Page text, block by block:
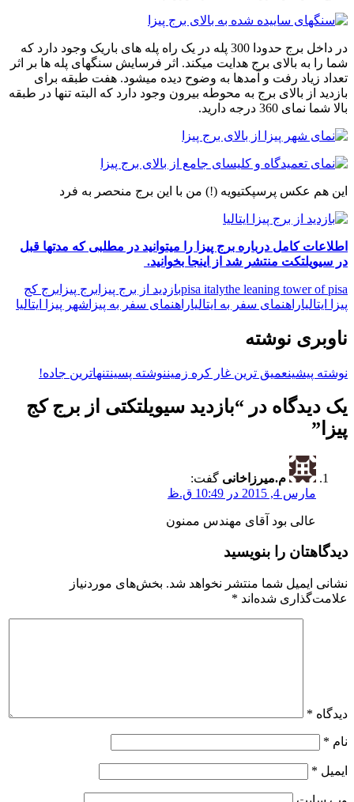
در داخل برج حدودا 300 پله در یک راه پله های باریک وجود دارد که
شما را به بالای برج هدایت میکند. اثر فرسایش سنگهای پله ها بر اثر
تعداد زیاد رفت و آمدها به وضوح دیده میشود. هفت طبقه برای
بازدید از بالای برج به محوطه بیرون وجود دارد که البته تنها در طبقه
بالا شما نمای 360 درجه دارید.
این هم عکس پرسپکتیویه (!) من با این برج منحصر به فرد
اطلاعات کامل درباره برج پیزا را میتوانید در مطلبی که مدتها قبل
در سیویلتکت منتشر شد از اینجا بخوانید.
pisa italythe leaning tower of pisa بازدید از برج پیزا برج پیزا برج کج
پیزا ایتالیاراهنمای سفر به ایتالیاراهنمای سفر به پیزا شهر پیزا ایتالیا
ناوبری نوشته
نوشته پیشینعمیق ترین غار کره زمیننوشته پسینتنهاترین جاده!
یک دیدگاه در “بازدید سیویلتکتی از برج کج
پیزا”
م.میرزاخانی گفت:
مارس 4, 2015 در 10:49 ق.ظ
عالی بود آقای مهندس ممنون
دیدگاهتان را بنویسید
نشانی ایمیل شما منتشر نخواهد شد. بخش‌های موردنیاز
علامت‌گذاری شده‌اند *
دیدگاه *
نام *
ایمیل *